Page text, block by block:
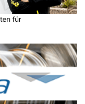
für